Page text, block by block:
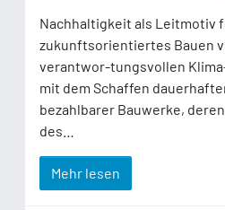
Nachhaltigkeit als Leitmotiv
zukunftsorientiertes Bauen
verantwor-tungsvollen
mit dem Schaffen
bezahlbarer Bauwerke,
des…
Mehr lesen